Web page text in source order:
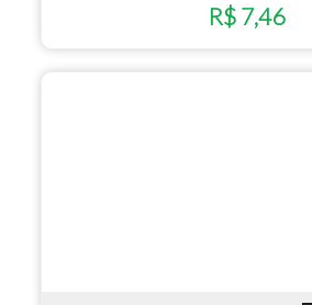
R$ 7,46